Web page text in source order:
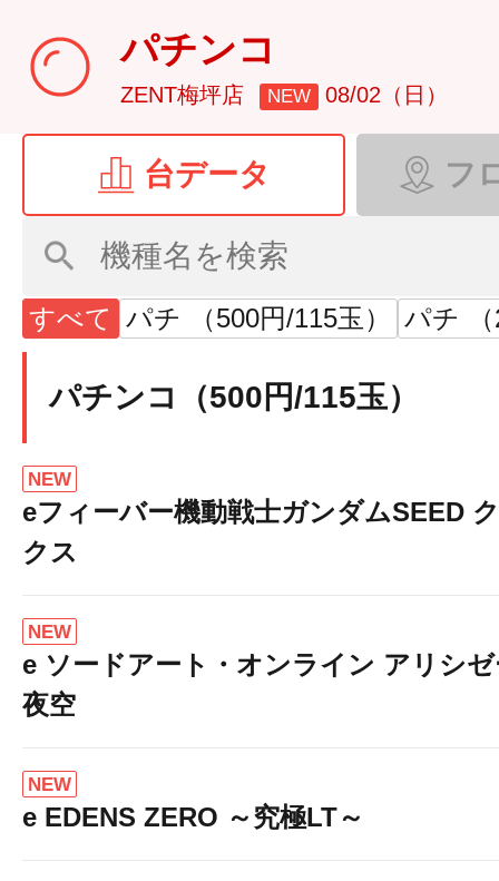
パチンコ
ZENT梅坪店 NEW 08/02（日）
台データ フ
すべて パチ （500円/115玉） パチ
パチンコ（500円/115玉）
NEW
eフィーバー機動戦士ガンダムSEED
クス
NEW
e ソードアート・オンライン アリシ
夜空
NEW
e EDENS ZERO ～究極LT～